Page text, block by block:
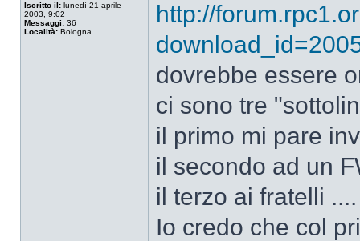
Iscritto il: lunedì 21 aprile
2003, 9:02
Messaggi: 36
Località: Bologna
http://
dovrebbe essere
ci sono tre
il primo mi pare
il secondo ad un
il terzo ai fratelli ....
Io credo che col